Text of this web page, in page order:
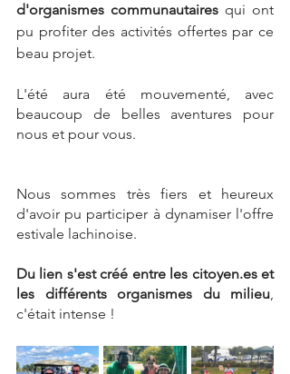
d'organismes communautaires qui ont
pu profiter des activités offertes par ce
beau projet.
L'été aura été mouvementé, avec
beaucoup de belles aventures pour
nous et pour vous.
Nous sommes très fiers et heureux
d'avoir pu participer à dynamiser l'offre
estivale lachinoise.
Du lien s'est créé entre les citoyen.es et
les différents organismes du milieu,
c'était intense !